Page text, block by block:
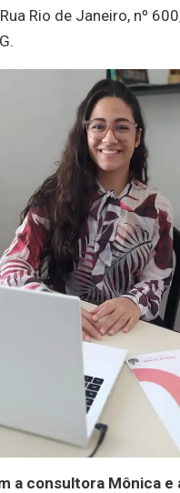
Rio de Janeiro, nº
a consultora Mônica e